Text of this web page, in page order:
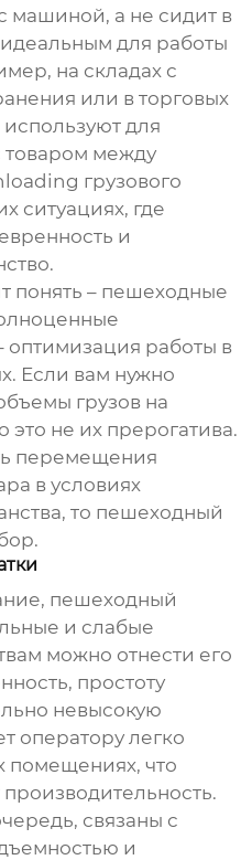
машиной, а не сидит в
для работы
на складах с
или в торговых
для
между
грузового
ситуациях, где
и
понять – пешеходные
оптимизация работы в
Если вам нужно
грузов на
это не их прерогатива.
перемещения
в условиях
то пешеходный
пешеходный
и слабые
можно отнести его
простоту
невысокую
оператору легко
помещениях, что
связаны с
и